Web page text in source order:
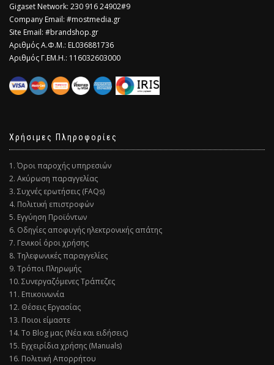
Gigaset Network: 230 916 24902#9
Company Email: #mostmedia.gr
Site Email: #brandshop.gr
Αριθμός Α.Φ.Μ.: EL036881736
Αριθμός Γ.ΕΜ.Η.: 116032603000
Χρήσιμες Πληροφορίες
1. Όροι παροχής υπηρεσιών
2. Ακύρωση παραγγελίας
3. Συχνές ερωτήσεις (FAQs)
4. Πολιτική επιστροφών
5. Εγγύηση Προϊόντων
6. Οδηγίες αποφυγής ηλεκτρονικής απάτης
7. Γενικοί όροι χρήσης
8. Τηλεφωνικές παραγγελίες
9. Τρόποι Πληρωμής
10. Συνεργαζόμενες Τράπεζες
11. Επικοινωνία
12. Θέσεις Εργασίας
13. Ποιοι είμαστε
14. Το Blog μας (Νέα και ειδήσεις)
15. Εγχειρίδια χρήσης (Manuals)
16. Πολιτική Απορρήτου